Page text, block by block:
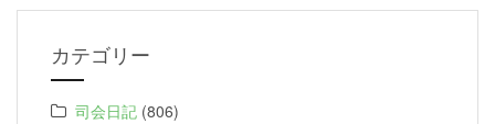
カテゴリー
司会日記 (806)